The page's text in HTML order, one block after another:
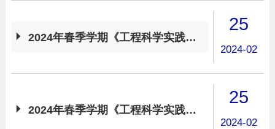
 2024年春季学期《工程科学实践》周四课表
25
2024-02
 2024年春季学期《工程科学实践》周二分组安排
25
2024-02